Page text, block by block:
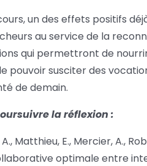
un des effets positifs
au service de la
qui permettront de
pouvoir susciter des
de demain.
la réflexion :
Matthieu, E., Mercier, A.,
optimale entre